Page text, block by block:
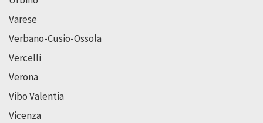
Varese
Verbano-Cusio-Ossola
Vercelli
Verona
Vibo Valentia
Vicenza